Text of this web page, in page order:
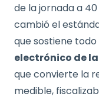
de la jornada a
cambió el
que sostiene
electrónico de
que convierte la
medible,